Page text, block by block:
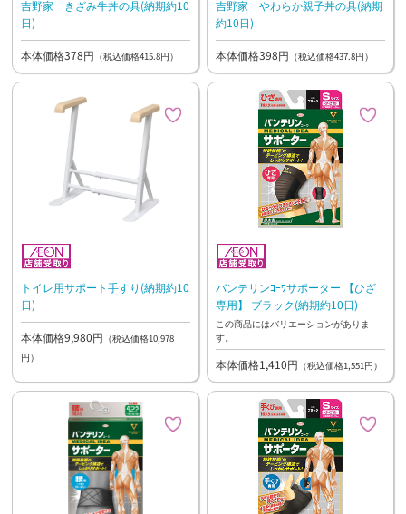
吉野家 きざみ牛丼の具(納期約10
日)
本体価格378円 （税込価格415.8円）
吉野家 やわらか親子丼の具(納期
約10日)
本体価格398円 （税込価格437.8円）
トイレ用サポート手すり(納期約10
日)
本体価格9,980円 （税込価格10,978
円）
バンテリンｺｰﾜサポーター 【ひざ
専用】 ブラック(納期約10日)
この商品にはバリエーションがありま
す。
本体価格1,410円 （税込価格1,551円）